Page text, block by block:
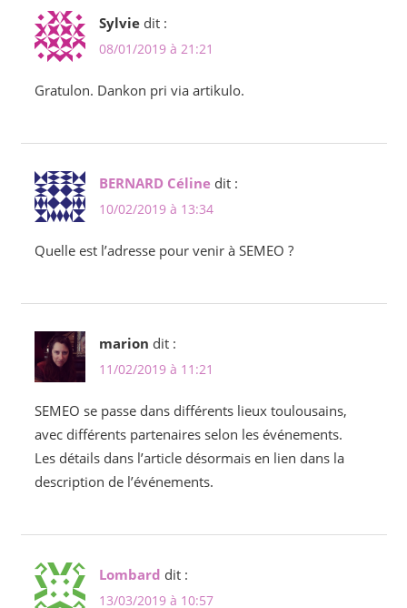
Sylvie dit :
08/01/2019 à 21:21
Gratulon. Dankon pri via artikulo.
BERNARD Céline dit :
10/02/2019 à 13:34
Quelle est l’adresse pour venir à SEMEO ?
marion dit :
11/02/2019 à 11:21
SEMEO se passe dans différents lieux toulousains,
avec différents partenaires selon les événements.
Les détails dans l’article désormais en lien dans la
description de l’événements.
Lombard dit :
13/03/2019 à 10:57